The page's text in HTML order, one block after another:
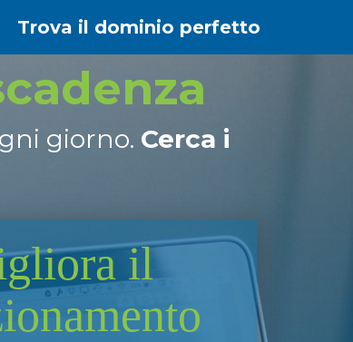
Trova il dominio perfetto
giorno. Cerca i
il